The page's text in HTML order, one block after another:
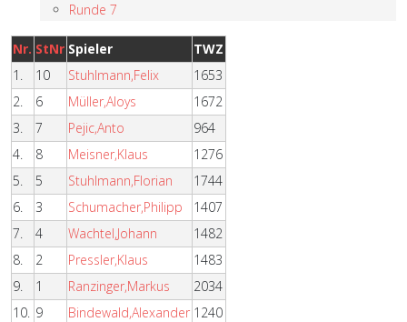
Runde 7
Nr. StNr Spieler
TWZ
1.
10 Stuhlmann,Felix
1653
2.
6 Müller,Aloys
1672
3.
7 Pejic,Anto
964
4.
8 Meisner,Klaus
1276
5.
5 Stuhlmann,Florian
1744
6.
3 Schumacher,Philipp
1407
7.
4 Wachtel,Johann
1482
8.
2 Pressler,Klaus
1483
9.
1 Ranzinger,Markus
2034
10. 9 Bindewald,Alexander 1240